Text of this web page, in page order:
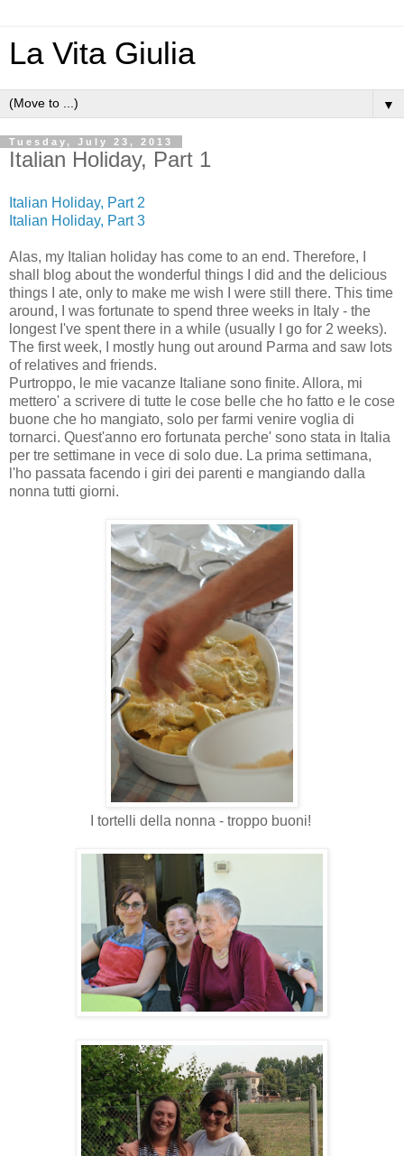
La Vita Giulia
▼
Tuesday, July 23, 2013
Italian Holiday, Part 1
Italian Holiday, Part 2
Italian Holiday, Part 3
Alas, my Italian holiday has come to an end. Therefore, I
shall blog about the wonderful things I did and the delicious
things I ate, only to make me wish I were still there. This time
around, I was fortunate to spend three weeks in Italy - the
longest I've spent there in a while (usually I go for 2 weeks).
The first week, I mostly hung out around Parma and saw lots
of relatives and friends.
Purtroppo, le mie vacanze Italiane sono finite. Allora, mi
mettero' a scrivere di tutte le cose belle che ho fatto e le cose
buone che ho mangiato, solo per farmi venire voglia di
tornarci. Quest'anno ero fortunata perche' sono stata in Italia
per tre settimane in vece di solo due. La prima settimana,
l'ho passata facendo i giri dei parenti e mangiando dalla
nonna tutti giorni.
I tortelli della nonna - troppo buoni!